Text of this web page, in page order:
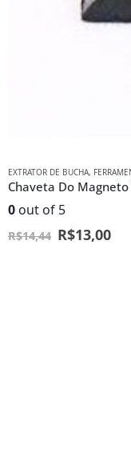
EXTRATOR DE BUCHA,
0 out of 5
R$14,44 R$13,00